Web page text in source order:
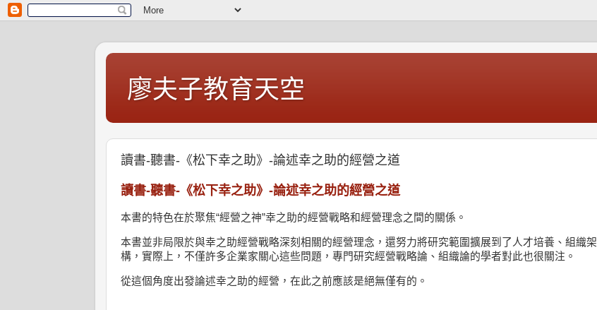
廖夫子教育天空
讀書-聽書-《松下幸之助》-論述幸之助的經營之道
讀書-聽書-《松下幸之助》 -論述幸之助的經營之道
本書的特色在於聚焦“經營之神”幸之助的經營戰略和經營理念之間的關係。
本書並非局限於與幸之助經營戰略深刻相關的經營理念，還努力將研究範圍擴展到了人才培養、組織架
構，實際上，不僅許多企業家關心這些問題，專門研究經營戰略論、組織論的學者對此也很關注。
從這個角度出發論述幸之助的經營，在此之前應該是絕無僅有的。